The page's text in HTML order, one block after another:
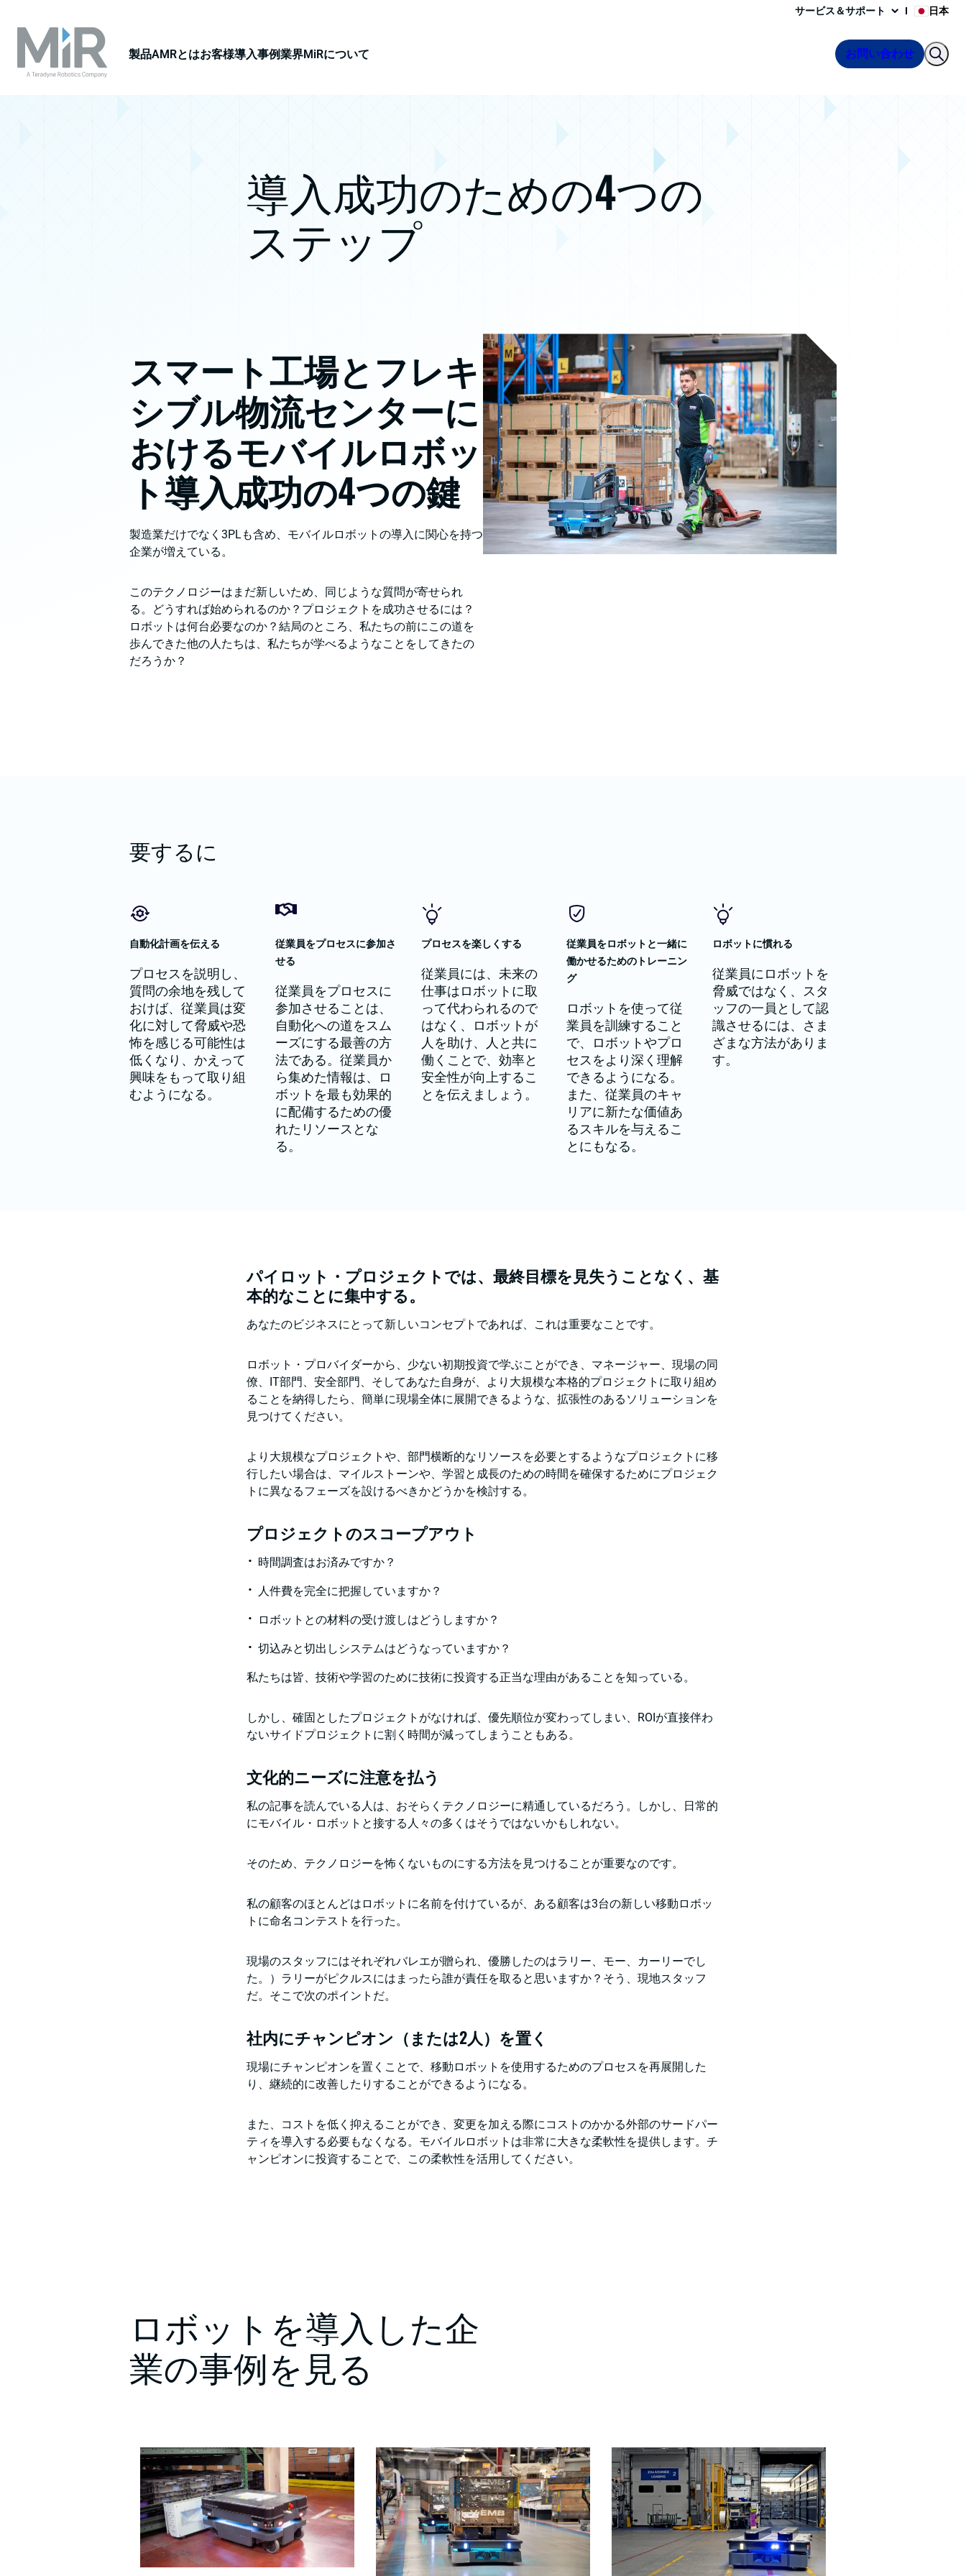
サービス＆サポート 日本
製品AMRとはお客様導入事例業界MiRについて お問い合わせ
導入成功のための4つの
ステップ
スマート工場とフレキ
シブル物流センターに
おけるモバイルロボッ
ト導入成功の4つの鍵
製造業だけでなく3PLも含め、モバイルロボットの導入に関心を持つ
企業が増えている。
このテクノロジーはまだ新しいため、同じような質問が寄せられ
る。どうすれば始められるのか？プロジェクトを成功させるには？
ロボットは何台必要なのか？結局のところ、私たちの前にこの道を
歩んできた他の人たちは、私たちが学べるようなことをしてきたの
だろうか？
要するに
自動化計画を伝える
プロセスを説明し、
質問の余地を残して
おけば、従業員は変
化に対して脅威や恐
怖を感じる可能性は
低くなり、かえって
興味をもって取り組
むようになる。
従業員をプロセスに参加さ
せる
従業員をプロセスに
参加させることは、
自動化への道をスム
ーズにする最善の方
法である。従業員か
ら集めた情報は、ロ
ボットを最も効果的
に配備するための優
れたリソースとな
る。
プロセスを楽しくする
従業員には、未来の
仕事はロボットに取
って代わられるので
はなく、ロボットが
人を助け、人と共に
働くことで、効率と
安全性が向上するこ
とを伝えましょう。
従業員をロボットと一緒に
働かせるためのトレーニン
グ
ロボットを使って従
業員を訓練すること
で、ロボットやプロ
セスをより深く理解
できるようになる。
また、従業員のキャ
リアに新たな価値あ
るスキルを与えるこ
とにもなる。
ロボットに慣れる
従業員にロボットを
脅威ではなく、スタ
ッフの一員として認
識させるには、さま
ざまな方法がありま
す。
パイロット・プロジェクトでは、最終目標を見失うことなく、基
本的なことに集中する。
あなたのビジネスにとって新しいコンセプトであれば、これは重要なことです。
ロボット・プロバイダーから、少ない初期投資で学ぶことができ、マネージャー、現場の同
僚、IT部門、安全部門、そしてあなた自身が、より大規模な本格的プロジェクトに取り組め
ることを納得したら、簡単に現場全体に展開できるような、拡張性のあるソリューションを
見つけてください。
より大規模なプロジェクトや、部門横断的なリソースを必要とするようなプロジェクトに移
行したい場合は、マイルストーンや、学習と成長のための時間を確保するためにプロジェク
トに異なるフェーズを設けるべきかどうかを検討する。
プロジェクトのスコープアウト
時間調査はお済みですか？
人件費を完全に把握していますか？
ロボットとの材料の受け渡しはどうしますか？
切込みと切出しシステムはどうなっていますか？
私たちは皆、技術や学習のために技術に投資する正当な理由があることを知っている。
しかし、確固としたプロジェクトがなければ、優先順位が変わってしまい、ROIが直接伴わ
ないサイドプロジェクトに割く時間が減ってしまうこともある。
文化的ニーズに注意を払う
私の記事を読んでいる人は、おそらくテクノロジーに精通しているだろう。しかし、日常的
にモバイル・ロボットと接する人々の多くはそうではないかもしれない。
そのため、テクノロジーを怖くないものにする方法を見つけることが重要なのです。
私の顧客のほとんどはロボットに名前を付けているが、ある顧客は3台の新しい移動ロボッ
トに命名コンテストを行った。
現場のスタッフにはそれぞれバレエが贈られ、優勝したのはラリー、モー、カーリーでし
た。）ラリーがピクルスにはまったら誰が責任を取ると思いますか？そう、現地スタッフ
だ。そこで次のポイントだ。
社内にチャンピオン（または2人）を置く
現場にチャンピオンを置くことで、移動ロボットを使用するためのプロセスを再展開した
り、継続的に改善したりすることができるようになる。
また、コストを低く抑えることができ、変更を加える際にコストのかかる外部のサードパー
ティを導入する必要もなくなる。モバイルロボットは非常に大きな柔軟性を提供します。チ
ャンピオンに投資することで、この柔軟性を活用してください。
ロボットを導入した企
業の事例を見る